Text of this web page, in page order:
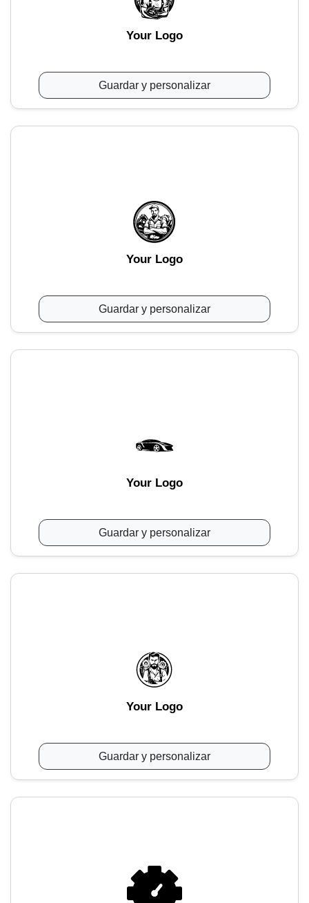
Your Logo
Guardar y personalizar
Your Logo
Guardar y personalizar
Your Logo
Guardar y personalizar
Your Logo
Guardar y personalizar